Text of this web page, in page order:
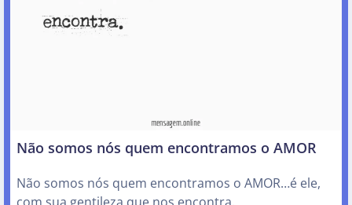
Não somos nós quem encontramos o AMOR
Não somos nós quem encontramos o AMOR…é ele,